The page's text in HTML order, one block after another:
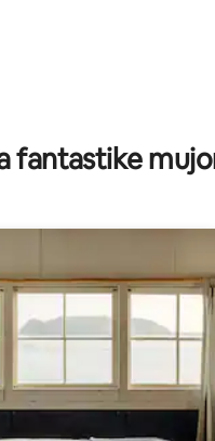
5, 22 vlerësime
fantastike